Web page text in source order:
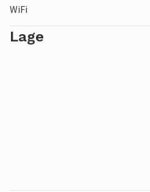
WiFi
Lage